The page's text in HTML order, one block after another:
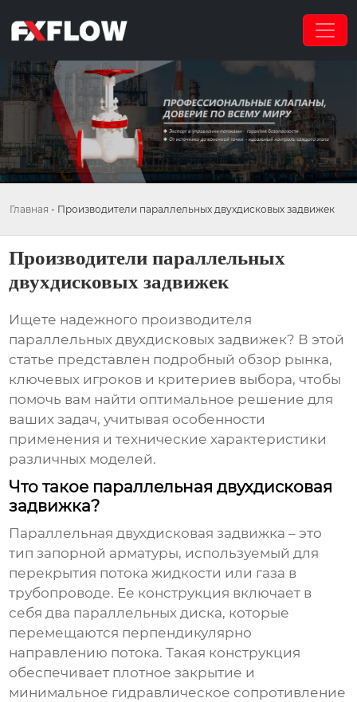
Главная - Производители параллельных двухдисковых задвижек
Производители параллельных
двухдисковых задвижек
Ищете надежного производителя
параллельных двухдисковых задвижек? В этой
статье представлен подробный обзор рынка,
ключевых игроков и критериев выбора, чтобы
помочь вам найти оптимальное решение для
ваших задач, учитывая особенности
применения и технические характеристики
различных моделей.
Что такое параллельная двухдисковая
задвижка?
Параллельная двухдисковая задвижка – это
тип запорной арматуры, используемый для
перекрытия потока жидкости или газа в
трубопроводе. Ее конструкция включает в
себя два параллельных диска, которые
перемещаются перпендикулярно
направлению потока. Такая конструкция
обеспечивает плотное закрытие и
минимальное гидравлическое сопротивление